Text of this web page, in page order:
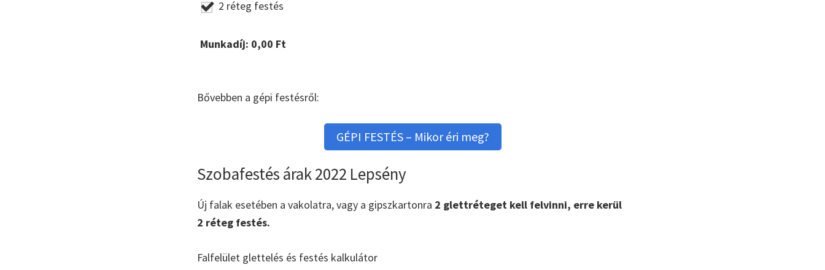
2 réteg festés
Munkadíj: 0,00 Ft
Bővebben a gépi festésről:
GÉPI FESTÉS – Mikor éri meg?
Szobafestés árak 2022 Lepsény
Új falak esetében a vakolatra, vagy a gipszkartonra 2 glettréteget kell felvinni, erre kerül
2 réteg festés.
Falfelület glettelés és festés kalkulátor